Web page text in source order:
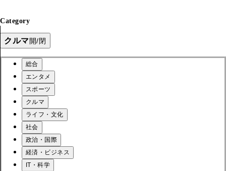
Category
クルマ開/閉
総合
エンタメ
スポーツ
クルマ
ライフ・文化
社会
政治・国際
経済・ビジネス
IT・科学